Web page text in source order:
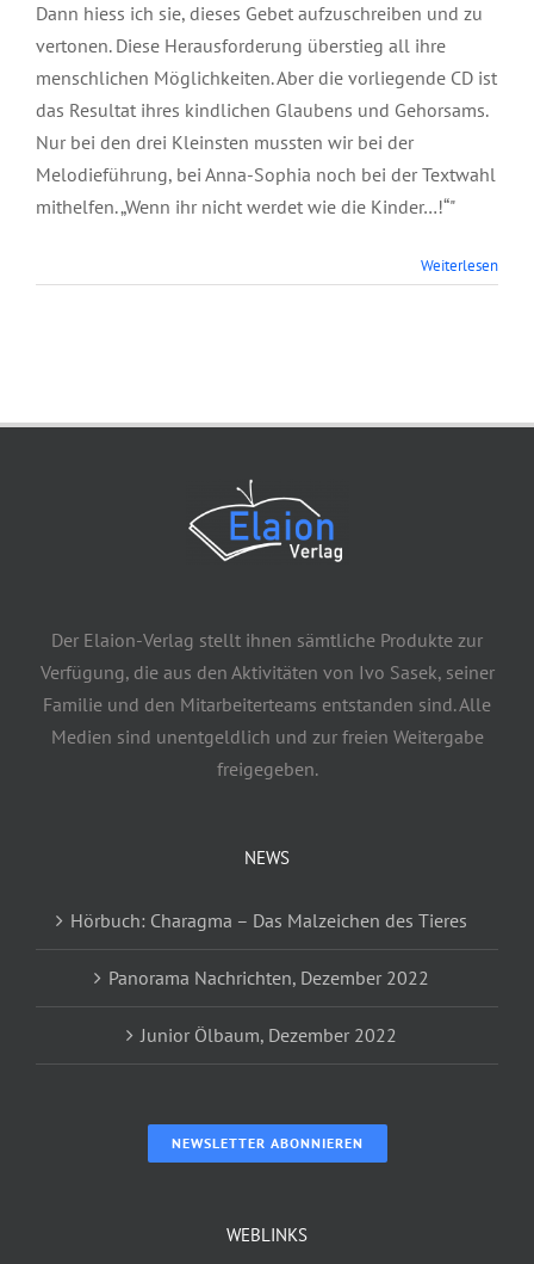
Dann hiess ich sie, dieses Gebet aufzuschreiben und zu
vertonen. Diese Herausforderung überstieg all ihre
menschlichen Möglichkeiten. Aber die vorliegende CD ist
das Resultat ihres kindlichen Glaubens und Gehorsams.
Nur bei den drei Kleinsten mussten wir bei der
Melodieführung, bei Anna-Sophia noch bei der Textwahl
mithelfen. „Wenn ihr nicht werdet wie die Kinder…!“"
Weiterlesen
Der Elaion-Verlag stellt ihnen sämtliche Produkte zur
Verfügung, die aus den Aktivitäten von Ivo Sasek, seiner
Familie und den Mitarbeiterteams entstanden sind. Alle
Medien sind unentgeldlich und zur freien Weitergabe
freigegeben.
NEWS
Hörbuch: Charagma – Das Malzeichen des Tieres
Panorama Nachrichten, Dezember 2022
Junior Ölbaum, Dezember 2022
NEWSLETTER ABONNIEREN
WEBLINKS